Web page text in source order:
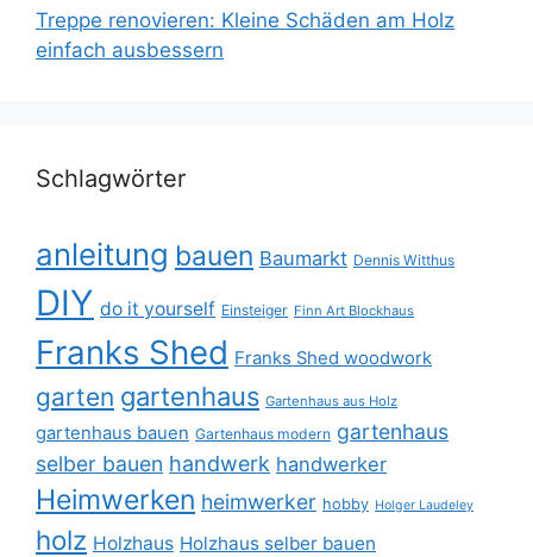
Treppe renovieren: Kleine Schäden am Holz
einfach ausbessern
Schlagwörter
anleitung bauen Baumarkt Dennis Witthus
DIY do it yourself Einsteiger Finn Art Blockhaus
Franks Shed Franks Shed woodwork
garten gartenhaus Gartenhaus aus Holz
gartenhaus bauen Gartenhaus modern gartenhaus
selber bauen handwerk handwerker
Heimwerken heimwerker hobby Holger Laudeley
holz Holzhaus Holzhaus selber bauen